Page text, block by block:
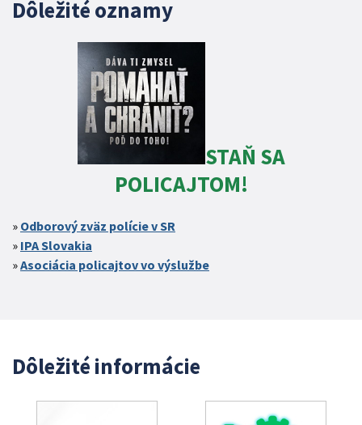
Dôležité oznamy
STAŇ SA
POLICAJTOM!
Odborový zväz polície v SR
IPA Slovakia
Asociácia policajtov vo výslužbe
Dôležité informácie